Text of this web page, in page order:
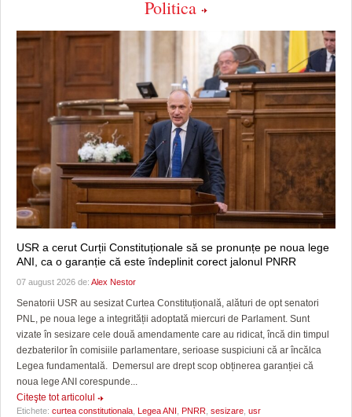
Politica
USR a cerut Curții Constituționale să se pronunțe pe noua lege
ANI, ca o garanție că este îndeplinit corect jalonul PNRR
07 august 2026 de: Alex Nestor
Senatorii USR au sesizat Curtea Constituțională, alături de opt senatori
PNL, pe noua lege a integrității adoptată miercuri de Parlament. Sunt
vizate în sesizare cele două amendamente care au ridicat, încă din timpul
dezbaterilor în comisiile parlamentare, serioase suspiciuni că ar încălca
Legea fundamentală. Demersul are drept scop obținerea garanției că
noua lege ANI corespunde...
Citeşte tot articolul
Etichete: curtea constitutionala Legea ANI PNRR sesizare usr